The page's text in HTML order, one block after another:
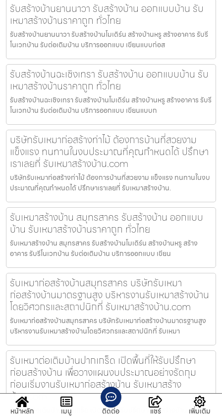
รับสร้างบ้านยานนาวา รับสร้างบ้าน ออกแบบบ้าน รับ
เหมาสร้างบ้านราคาถูก ทั่วไทย
รับสร้างบ้านยานนาวา รับสร้างบ้านโมเดิร์น สร้างบ้านหรู สร้างอาคาร รับรี
โนเวทบ้าน รับต่อเติมบ้าน บริการออกแบบ เขียนแบบก่อส
รับสร้างบ้านฉะเชิงเทรา รับสร้างบ้าน ออกแบบบ้าน รับ
เหมาสร้างบ้านราคาถูก ทั่วไทย
รับสร้างบ้านฉะเชิงเทรา รับสร้างบ้านโมเดิร์น สร้างบ้านหรู สร้างอาคาร รับรี
โนเวทบ้าน รับต่อเติมบ้าน บริการออกแบบ เขียนแบบก
บริษัทรับเหมาก่อสร้างท่าไม้ ต้องการบ้านที่สวยงาม
แข็งแรง ทนทานในงบประมาณที่คุณกำหนดได้ ปรึกษา
เราเลยที่ รับเหมาสร้างบ้าน.com
บริษัทรับเหมาก่อสร้างท่าไม้ ต้องการบ้านที่สวยงาม แข็งแรง ทนทานในงบ
ประมาณที่คุณกำหนดได้ ปรึกษาเราเลยที่ รับเหมาสร้างบ้าน.
รับเหมาสร้างบ้าน สมุทรสาคร รับสร้างบ้าน ออกแบบ
บ้าน รับเหมาสร้างบ้านราคาถูก ทั่วไทย
รับเหมาสร้างบ้าน สมุทรสาคร รับสร้างบ้านโมเดิร์น สร้างบ้านหรู สร้าง
อาคาร รับรีโนเวทบ้าน รับต่อเติมบ้าน บริการออกแบบ เขียน
รับเหมาก่อสร้างบ้านสมุทรสาคร บริษัทรับเหมา
ก่อสร้างบ้านมาตรฐานสูง บริหารงานรับเหมาสร้างบ้าน
โดยวิศวกรและสถาปนิกที่ รับเหมาสร้างบ้าน.com
รับเหมาก่อสร้างบ้านสมุทรสาคร บริษัทรับเหมาก่อสร้างบ้านมาตรฐานสูง
บริหารงานรับเหมาสร้างบ้านโดยวิศวกรและสถาปนิกที่ รับเหมา
รับเหมาต่อเติมบ้านปากเกร็ด เปิดพื้นที่ให้รับปรึกษา
ก่อนสร้างบ้าน เพื่อวางแผนงบประมาณอย่างรัดกุม
ก่อนเริ่มงานรับเหมาก่อสร้างบ้าน รับเหมาสร้าง
บ้าน.com
รับเหมาต่อเติมบ้านปากเกร็ด เปิดพื้นที่ให้รับปรึกษาก่อนสร้างบ้าน เพื่อ
หน้าหลัก เมนู ติดต่อ แชร์ เพิ่มเติม